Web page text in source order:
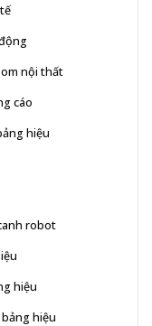
nội thất
cáo
hiệu
robot
hiệu
hiệu